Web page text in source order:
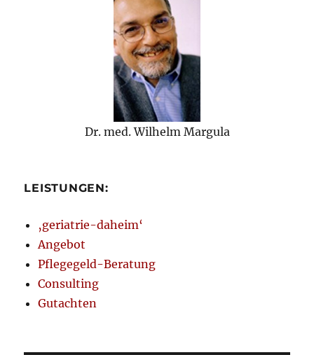
Dr. med. Wilhelm Margula
LEISTUNGEN:
‚geriatrie-daheim‘
Angebot
Pflegegeld-Beratung
Consulting
Gutachten